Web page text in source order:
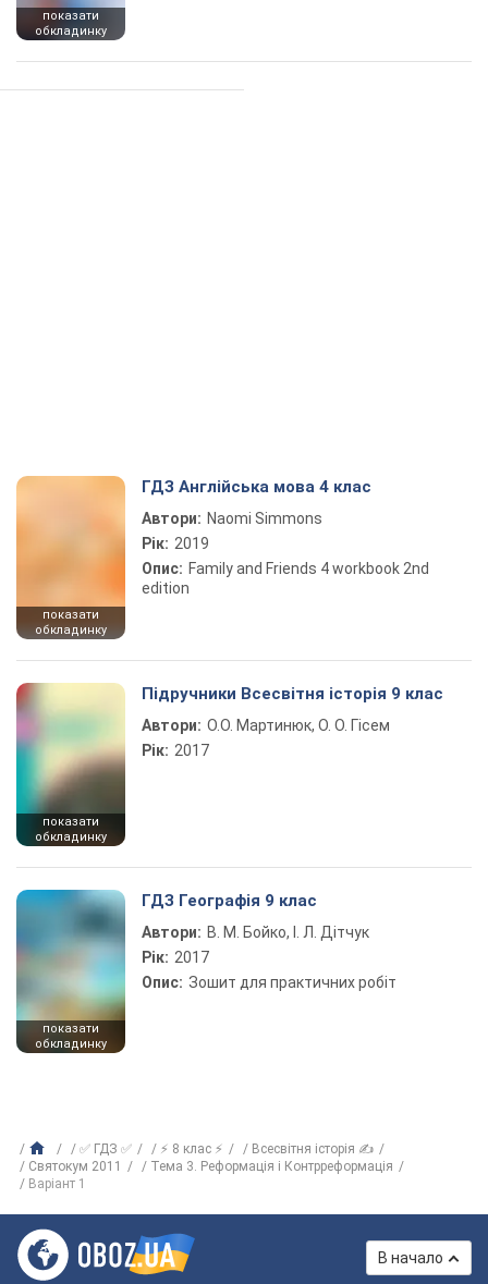
показати
обкладинку
показати
обкладинку
ГДЗ Англійська мова 4 клас
Автори: Naomi Simmons
Рік: 2019
Опис: Family and Friends 4 workbook 2nd
edition
показати
обкладинку
Підручники Всесвітня історія 9 клас
Автори: О.О. Мартинюк, О. О. Гісем
Рік: 2017
показати
обкладинку
ГДЗ Географія 9 клас
Автори: В. М. Бойко, І. Л. Дітчук
Рік: 2017
Опис: Зошит для практичних робіт
✅ ГДЗ ✅ ⚡ 8 клас ⚡
Всесвітня історія ✍
Святокум 2011
Тема 3. Реформація і Контрреформація
Варіант 1
В начало